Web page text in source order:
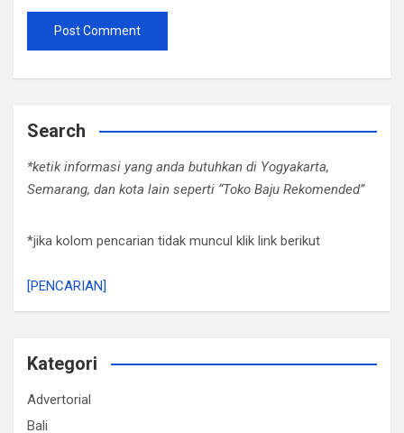
Search
*ketik informasi yang anda butuhkan di Yogyakarta,
Semarang, dan kota lain seperti “Toko Baju Rekomended”
*jika kolom pencarian tidak muncul klik link berikut
[PENCARIAN]
Kategori
Advertorial
Bali